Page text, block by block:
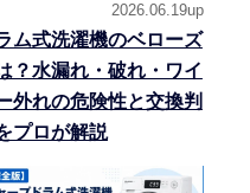
2026.06.19up
ム式洗濯機のベローズ
？水漏れ・破れ・ワイ
外れの危険性と交換判
プロが解説